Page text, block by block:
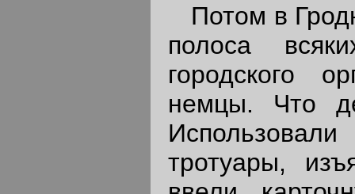
Потом в
полоса
городского
немцы. Что
тротуары,